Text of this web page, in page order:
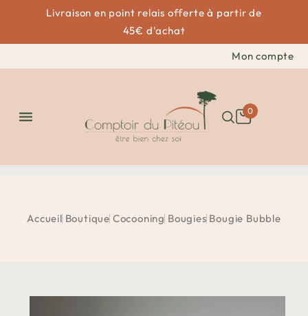
Livraison en point relais offerte à partir de
45€ d'achat
Mon compte
 0
Accueil Boutique Cocooning Bougies Bougie Bubble